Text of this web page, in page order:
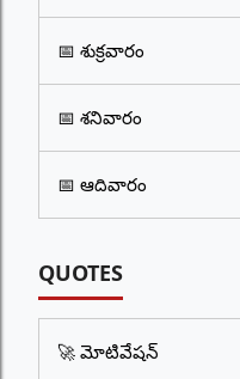
📅 శుక్రవారం
📅 శనివారం
📅 ఆదివారం
QUOTES
🚀 మోటివేషన్